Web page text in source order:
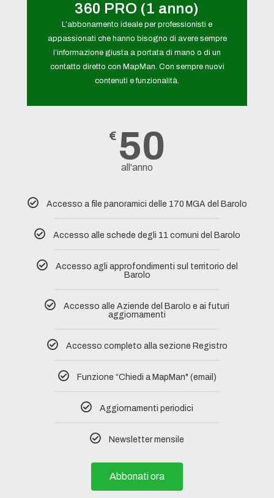
360 PRO (1 anno)
L’abbonamento ideale per professionisti e
appassionati che hanno bisogno di avere sempre
l’informazione giusta a portata di mano o di un
contatto diretto con MapMan. Con sempre nuovi
contenuti e funzionalità.
€ 50
all'anno
Accesso a file panoramici delle 170 MGA del Barolo
Accesso alle schede degli 11 comuni del Barolo​
Accesso agli approfondimenti sul territorio del
Barolo
Accesso alle Aziende del Barolo e ai futuri
aggiornamenti
Accesso completo alla sezione Registro​
Funzione “Chiedi a MapMan" (email)
Aggiornamenti periodici
Newsletter mensile
Abbonati ora